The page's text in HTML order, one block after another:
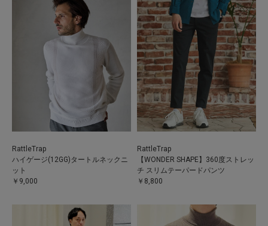
RattleTrap
ハイゲージ(12GG)タートルネックニ
ット
￥9,000
RattleTrap
【WONDER SHAPE】360度ストレッ
チ スリムテーパードパンツ
￥8,800